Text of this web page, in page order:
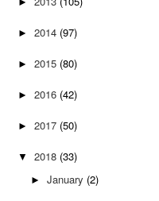
► 2014 (97)
► 2015 (80)
► 2016 (42)
► 2017 (50)
▼ 2018 (33)
► January (2)